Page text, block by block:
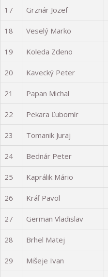
17 Grznár Jozef
18 Veselý Marko
19 Koleda Zdeno
20 Kavecký Peter
21 Papan Michal
22 Pekara Ľubomír
23 Tomanik Juraj
24 Bednár Peter
25 Kaprálik Mário
26 Kráľ Pavol
27 German Vladislav
28 Brhel Matej
29 Mišeje Ivan